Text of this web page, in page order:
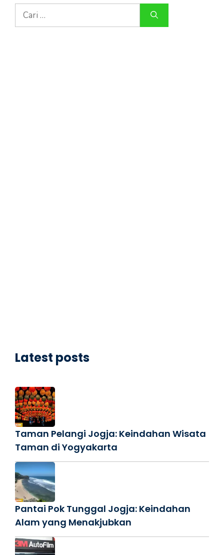
Cari
untuk:
Latest posts
Taman Pelangi Jogja: Keindahan Wisata
Taman di Yogyakarta
Pantai Pok Tunggal Jogja: Keindahan
Alam yang Menakjubkan